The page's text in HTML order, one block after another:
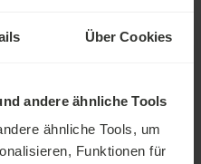
Über Cookies
andere ähnliche Tools
ähnliche Tools, um
Funktionen für